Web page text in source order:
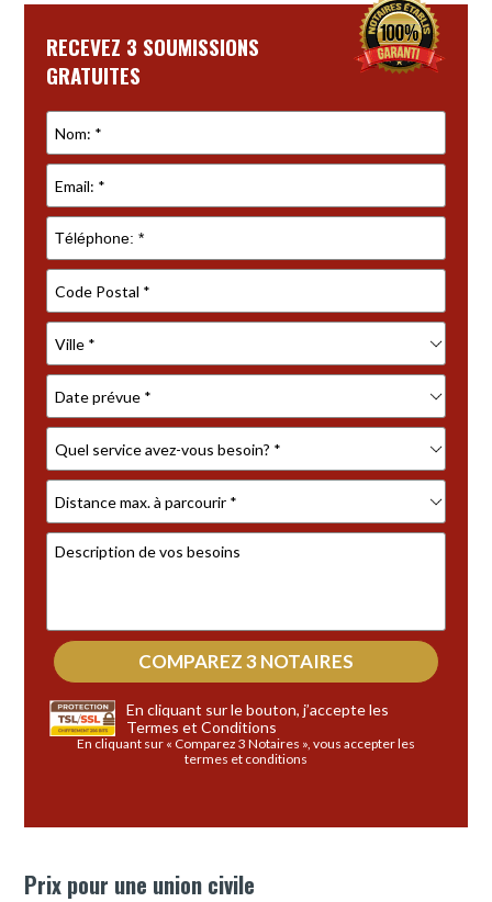
RECEVEZ 3 SOUMISSIONS
GRATUITES
En cliquant sur le bouton, j’accepte les
Termes et Conditions
En cliquant sur « Comparez 3 Notaires », vous accepter les
termes et conditions
Prix pour une union civile